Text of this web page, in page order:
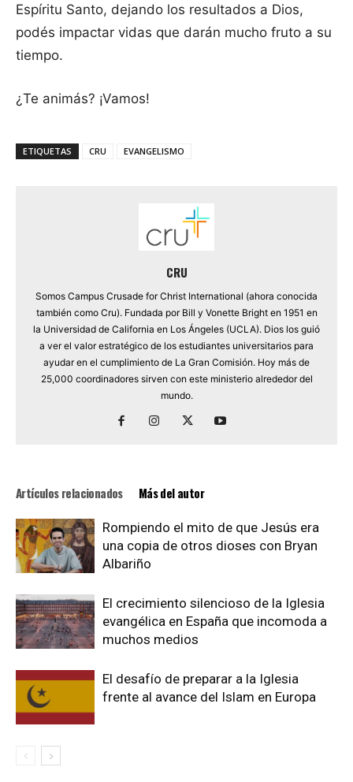
Espíritu Santo, dejando los resultados a Dios,
podés impactar vidas que darán mucho fruto a su
tiempo.
¿Te animás? ¡Vamos!
ETIQUETAS CRU EVANGELISMO
CRU
Somos Campus Crusade for Christ International (ahora conocida
también como Cru). Fundada por Bill y Vonette Bright en 1951 en
la Universidad de California en Los Ángeles (UCLA). Dios los guió
a ver el valor estratégico de los estudiantes universitarios para
ayudar en el cumplimiento de La Gran Comisión. Hoy más de
25,000 coordinadores sirven con este ministerio alrededor del
mundo.
Artículos relacionados Más del autor
Rompiendo el mito de que Jesús era
una copia de otros dioses con Bryan
Albariño
El crecimiento silencioso de la Iglesia
evangélica en España que incomoda a
muchos medios
El desafío de preparar a la Iglesia
frente al avance del Islam en Europa